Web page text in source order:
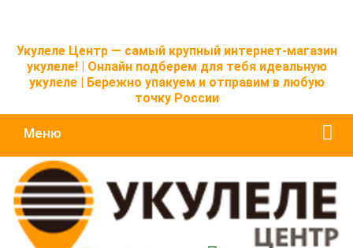
Укулеле Центр — самый крупный интернет-магазин
укулеле! | Онлайн подберем для тебя идеальную
укулеле | Бережно упакуем и отправим в любую
точку России
Меню